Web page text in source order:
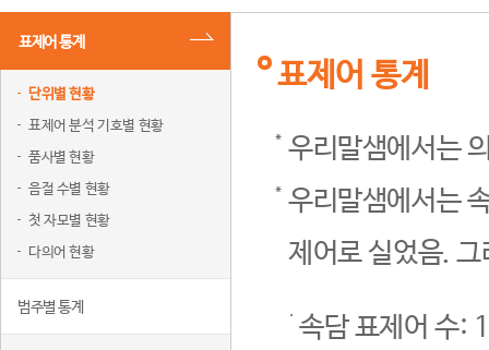
표제어 통계
단위별 현황
표제어 분석 기호별 현황
품사별 현황
음절 수별 현황
첫 자모별 현황
다의어 현황
범주별 통계
표제어 통계
우리말샘에서는
우리말샘에서는
제어로 실었음.
속담 표제어 수: